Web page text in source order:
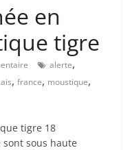
en
tigre
alerte,
,france, moustique,
tigre 18
sous haute